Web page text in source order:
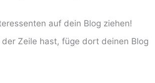
auf dein Blog ziehen!
Zeile hast, füge dort deinen Blog